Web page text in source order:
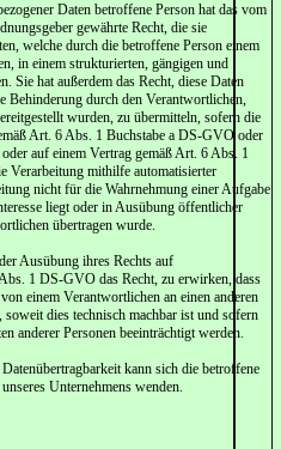
Daten betroffene Person hat das vom
gewährte Recht, die sie
welche durch die betroffene Person einem
in einem strukturierten, gängigen und
Sie hat außerdem das Recht, diese Daten
Behinderung durch den Verantwortlichen,
wurden, zu übermitteln, sofern die
Art. 6 Abs. 1 Buchstabe a DS-GVO oder
auf einem Vertrag gemäß Art. 6 Abs. 1
Verarbeitung mithilfe automatisierter
nicht für die Wahrnehmung einer Aufgabe
liegt oder in Ausübung öffentlicher
übertragen wurde.
Ausübung ihres Rechts auf
1 DS-GVO das Recht, zu erwirken, dass
einem Verantwortlichen an einen anderen
dies technisch machbar ist und sofern
anderer Personen beeinträchtigt werden.
kann sich die betroffene
Unternehmens wenden.